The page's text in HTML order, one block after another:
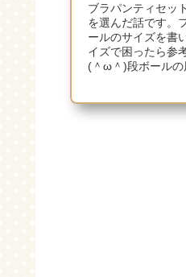
ブラパンティセッ
を選んだ話です。
ールのサイズを書
イズで困ったら参
(＾ω＾)段ボールの